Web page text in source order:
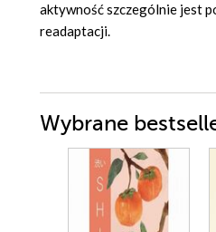
aktywność szczególnie jest
readaptacji.
Wybrane